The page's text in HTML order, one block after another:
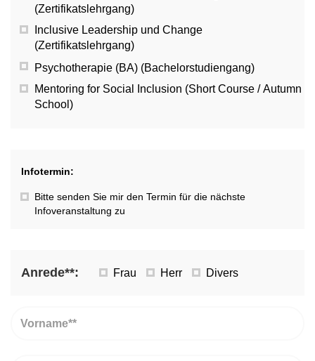
(Zertifikatslehrgang)
Inclusive Leadership und Change
(Zertifikatslehrgang)
Psychotherapie (BA) (Bachelorstudiengang)
Mentoring for Social Inclusion (Short Course / Autumn
School)
Bitte senden Sie mir den Termin für die nächste
Infoveranstaltung zu
Infotermin:
Anrede**: Frau Herr Divers